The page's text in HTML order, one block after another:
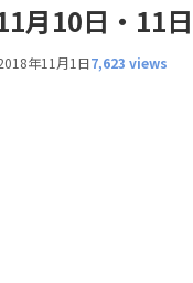
月10日・11日
年11月1日7,623 views